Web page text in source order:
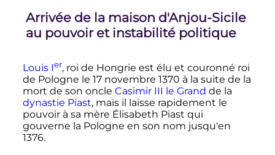
Arrivée de la maison d'Anjou-Sicile
au pouvoir et instabilité politique
Louis Ier, roi de Hongrie est élu et couronné roi
de Pologne le 17 novembre 1370 à la suite de la
mort de son oncle Casimir III le Grand de la
dynastie Piast, mais il laisse rapidement le
pouvoir à sa mère Élisabeth Piast qui
gouverne la Pologne en son nom jusqu'en
1376.